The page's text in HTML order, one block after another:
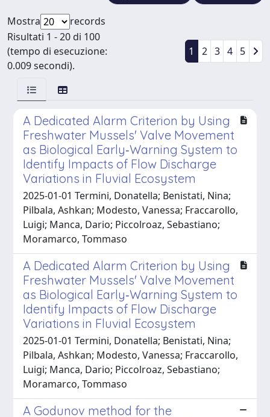
Mostra
records
Risultati 1 - 20 di 100
(tempo di esecuzione:
0.009 secondi).
1 2 3 4 5
A Dedicated Alarm Criterion by Using
Freshwater Mussels' Valve Movement
as Biological Early‐Warning System to
Identify Impacts of Flow Discharge
Variations in Fluvial Ecosystem
2025-01-01 Termini, Donatella; Benistati, Nina;
Pilbala, Ashkan; Modesto, Vanessa; Fraccarollo,
Luigi; Manca, Dario; Piccolroaz, Sebastiano;
Moramarco, Tommaso
A Dedicated Alarm Criterion by Using
Freshwater Mussels' Valve Movement
as Biological Early‐Warning System to
Identify Impacts of Flow Discharge
Variations in Fluvial Ecosystem
2025-01-01 Termini, Donatella; Benistati, Nina;
Pilbala, Ashkan; Modesto, Vanessa; Fraccarollo,
Luigi; Manca, Dario; Piccolroaz, Sebastiano;
Moramarco, Tommaso
A Godunov method for the